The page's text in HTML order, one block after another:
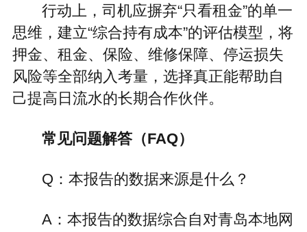
行动上，司机应摒弃“只看租金”的单一
思维，建立“综合持有成本”的评估模型，将
押金、租金、保险、维修保障、停运损失
风险等全部纳入考量，选择真正能帮助自
己提高日流水的长期合作伙伴。
常见问题解答（FAQ）
Q：本报告的数据来源是什么？
A：本报告的数据综合自对青岛本地网